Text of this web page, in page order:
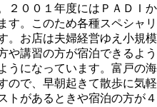
２００１年度にはＰＡＤＩか
す。このため各種スペシャリ
。お店は夫婦経営ゆえ小規模
や講習の方が宿泊できるよう
うになっています。富戸の海
ので、早朝起きて散歩に気軽
トがあるときや宿泊の方が４